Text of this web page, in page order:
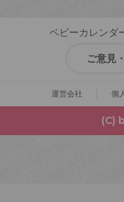
ベビーカレンダ
ご意見
運営会社 個
(C)